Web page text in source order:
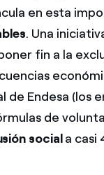
en esta
. Una
fin a la
Endesa (los
de
sociala casi